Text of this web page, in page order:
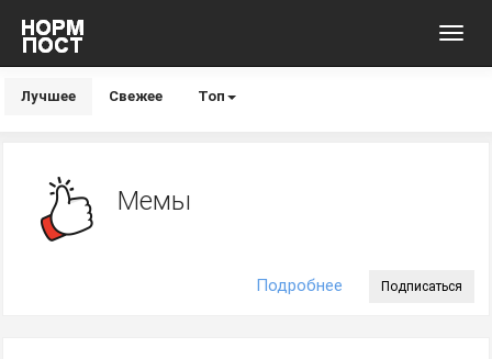
Лучшее Свежее Топ
Мемы
Подробнее Подписаться